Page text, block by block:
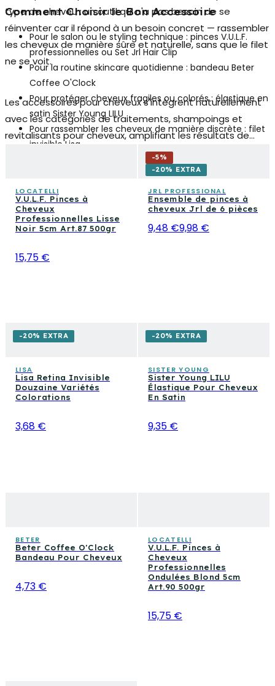
type de cheveu : un outil qui n'a pas besoin de se
réinventer car il répond à un besoin concret — rassembler
les cheveux de manière sûre et naturelle, sans que le filet
ne se voit.
Comment Choisir le Bon Accessoire
Pour le salon ou le styling technique : pinces V.U.L.F.
professionnelles ou Set Jrl Hair Clip
Pour la routine skincare quotidienne : bandeau Beter
Coffee O'Clock
Pour protéger cheveux fragiles ou colorés :élastique en
satin Sister Young LILU
Pour rassembler les cheveux de manière discrète : filet
invisible Lisa
Les accessoires pour cheveux s'intègrent naturellement
avec les catégories de traitements, shampoings et
revitalisants pour cheveux, amplifiant les résultats de
chaque routine. Un détail qui fait la différence, du lavabo
du coiffeur au miroir de la maison.
LOCATELLI
V.U.L.F. Pinces à
Cheveux
Professionnelles Lisse
Noir 5cm Art.87 500gr
15,75 €
-5%
-20% EXTRA
JRL PROFESSIONAL
Ensemble de pinces à
cheveux Jrl de 6 pièces
9,48 €9,98 €
-20% EXTRA
LISA
Lisa Retina Invisible
Douzaine Variétés
Colorations
3,68 €
-20% EXTRA
SISTER YOUNG
Sister Young LILU
Élastique Pour Cheveux
En Satin
9,35 €
BETER
Beter Coffee O'Clock
Bandeau Pour Cheveux
4,73 €
LOCATELLI
V.U.L.F. Pinces à
Cheveux
Professionnelles
Ondulées Blond 5cm
Art.90 500gr
15,75 €